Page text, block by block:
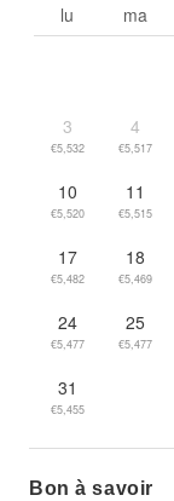
lu ma
3
€5,532
4
€5,517
10
€5,520
11
€5,515
17
€5,482
18
€5,469
24
€5,477
25
€5,477
31
€5,455
Bon à savoir